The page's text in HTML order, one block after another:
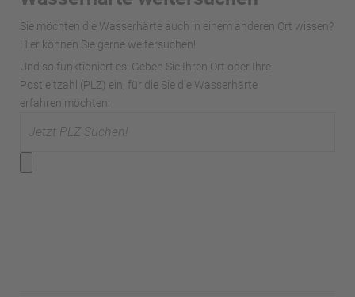
Sie möchten die Wasserhärte auch in einem anderen Ort wissen?
Hier können Sie gerne weitersuchen!
Und so funktioniert es: Geben Sie Ihren Ort oder Ihre
Postleitzahl (PLZ) ein, für die Sie die Wasserhärte
erfahren möchten: